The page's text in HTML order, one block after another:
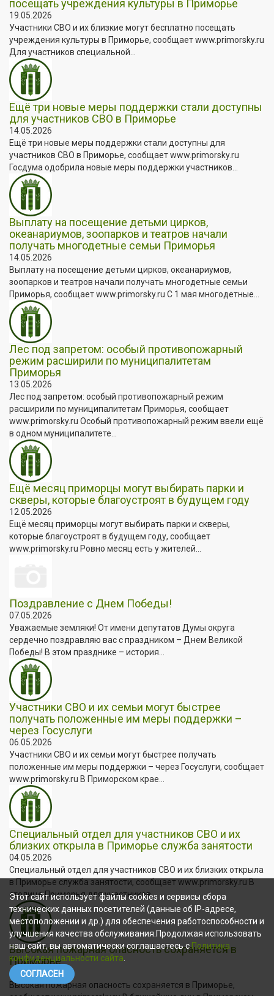
посещать учреждения культуры в Приморье
19.05.2026
Участники СВО и их близкие могут бесплатно посещать
учреждения культуры в Приморье, сообщает www.primorsky.ru
Для участников специальной...
Ещё три новые меры поддержки стали доступны
для участников СВО в Приморье
14.05.2026
Ещё три новые меры поддержки стали доступны для
участников СВО в Приморье, сообщает www.primorsky.ru
Госдума одобрила новые меры поддержки участников...
Выплату на посещение детьми цирков,
океанариумов, зоопарков и театров начали
получать многодетные семьи Приморья
14.05.2026
Выплату на посещение детьми цирков, океанариумов,
зоопарков и театров начали получать многодетные семьи
Приморья, сообщает www.primorsky.ru С 1 мая многодетные...
Лес под запретом: особый противопожарный
режим расширили по муниципалитетам
Приморья
13.05.2026
Лес под запретом: особый противопожарный режим
расширили по муниципалитетам Приморья, сообщает
www.primorsky.ru Особый противопожарный режим ввели ещё
в одном муниципалитете...
Ещё месяц приморцы могут выбирать парки и
скверы, которые благоустроят в будущем году
12.05.2026
Ещё месяц приморцы могут выбирать парки и скверы,
которые благоустроят в будущем году, сообщает
www.primorsky.ru Ровно месяц есть у жителей...
Поздравление с Днем Победы!
07.05.2026
Уважаемые земляки! От имени депутатов Думы округа
сердечно поздравляю вас с праздником – Днем Великой
Победы! В этом празднике – история...
Участники СВО и их семьи могут быстрее
получать положенные им меры поддержки –
через Госуслуги
06.05.2026
Участники СВО и их семьи могут быстрее получать
положенные им меры поддержки – через Госуслуги, сообщает
www.primorsky.ru В Приморском крае...
Специальный отдел для участников СВО и их
близких открыла в Приморье служба занятости
04.05.2026
Специальный отдел для участников СВО и их близких открыла
в Приморье служба занятости, сообщает www.primorsky.ru В
столице Приморья для участников...
Высокая пожарная опасность сохраняется в
Приморье
04.05.2026
Высокая пожарная опасность сохраняется в Приморье,
Этот сайт использует файлы cookies и сервисы сбора
технических данных посетителей (данные об IP-адресе,
местоположении и др.) для обеспечения работоспособности и
улучшения качества обслуживания.Продолжая использовать
наш сайт, вы автоматически соглашаетесь сПолитика
конфиденциальности сайта
СОГЛАСЕН